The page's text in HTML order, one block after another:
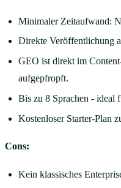
Minimaler Zeitaufwand:
Direkte Veröffentlichung
GEO ist direkt im
aufgepfropft.
Bis zu 8 Sprachen - ideal
Kostenloser Starter-Plan
Cons:
Kein klassisches